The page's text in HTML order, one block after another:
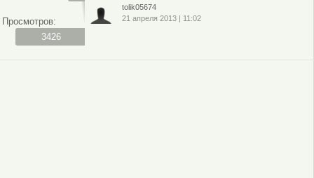
Просмотров:
3426
tolik05674
21 апреля 2013| 11:02